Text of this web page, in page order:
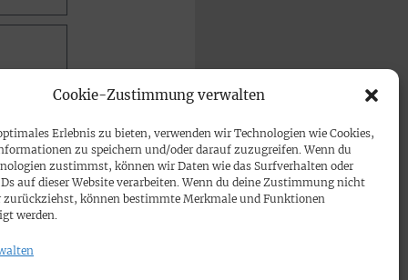
Cookie-Zustimmung verwalten
Erlebnis zu bieten, verwenden wir Technologien wie Cookies,
zu speichern und/oder darauf zuzugreifen. Wenn du
zustimmst, können wir Daten wie das Surfverhalten oder
auf dieser Website verarbeiten. Wenn du deine Zustimmung nicht
zurückziehst, können bestimmte Merkmale und Funktionen
werden.